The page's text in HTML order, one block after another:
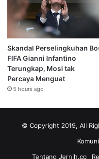
Skandal Perselingkuhan
FIFA Gianni Infantino
Terungkap, Mosi tak
Percaya Menguat
5 hours ago
© Copyright 2019, All
Tentang Jernih.co